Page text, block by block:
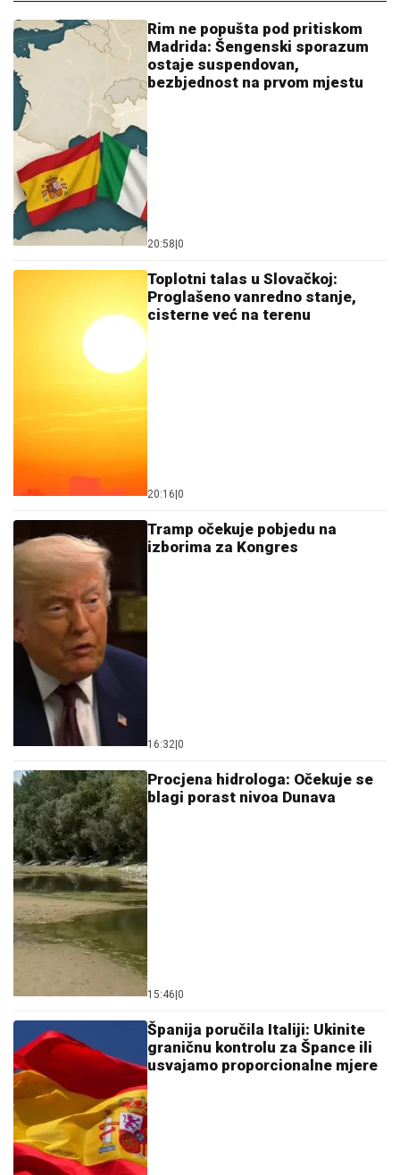
Rim ne popušta pod pritiskom
Madrida: Šengenski sporazum
ostaje suspendovan,
bezbjednost na prvom mjestu
20:58|0
Toplotni talas u Slovačkoj:
Proglašeno vanredno stanje,
cisterne već na terenu
20:16|0
Tramp očekuje pobjedu na
izborima za Kongres
16:32|0
Procjena hidrologa: Očekuje se
blagi porast nivoa Dunava
15:46|0
Španija poručila Italiji: Ukinite
graničnu kontrolu za Špance ili
usvajamo proporcionalne mjere